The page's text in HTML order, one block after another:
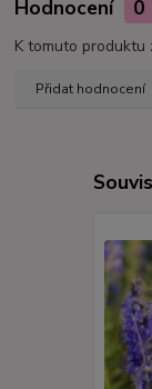
Hodnocení 0
K tomuto produktu
Přidat hodnocení